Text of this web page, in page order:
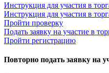
Инструкция для участия в
Инструкция для участия в
Пройти проверку
Подать заявку на участие в
Пройти регистрацию
Повторно подать заявку на